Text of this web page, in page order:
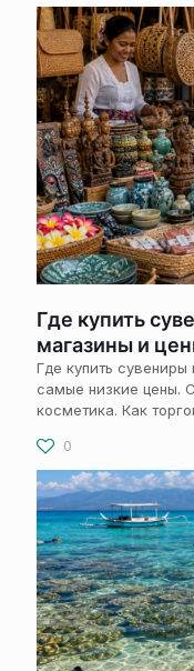
Где купить
магазины и
Где купить
самые низкие цены.
косметика. Как
0